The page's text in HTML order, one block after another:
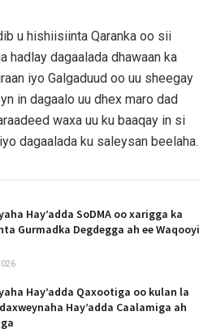
u hishiisiinta Qaranka oo sii
hadlay dagaalada dhawaan ka
iyo Galgaduud oo uu sheegay
in dagaalo uu dhex maro dad
waxa uu ku baaqay in si
dagaalada ku saleysan beelaha.
Hay’adda SoDMA oo xarigga ka
Gurmadka Degdegga ah ee Waqooyi
Hay’adda Qaxootiga oo kulan la
Hay’adda Caalamiga ah